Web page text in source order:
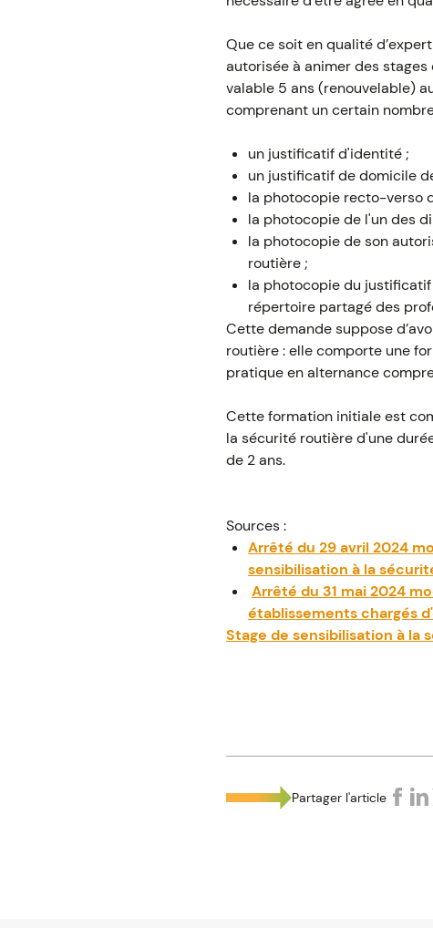
Que ce soit en qualité
autorisée à animer des
valable 5 ans (renouvelable)
comprenant un certain
un justificatif d'identité ;
un justificatif de domicile
la photocopie recto-verso
la photocopie de l'un des
la photocopie de son
routière ;
la photocopie du justificatif
répertoire partagé des
Cette demande suppose
routière : elle comporte une
pratique en alternance
Cette formation initiale est
la sécurité routière d'une
de 2 ans.
Sources :
Arrêté du 29 avril 2024
sensibilisation à la
Arrêté du 31 mai 2024
établissements chargés
Stage de sensibilisation à la
Partager l'article